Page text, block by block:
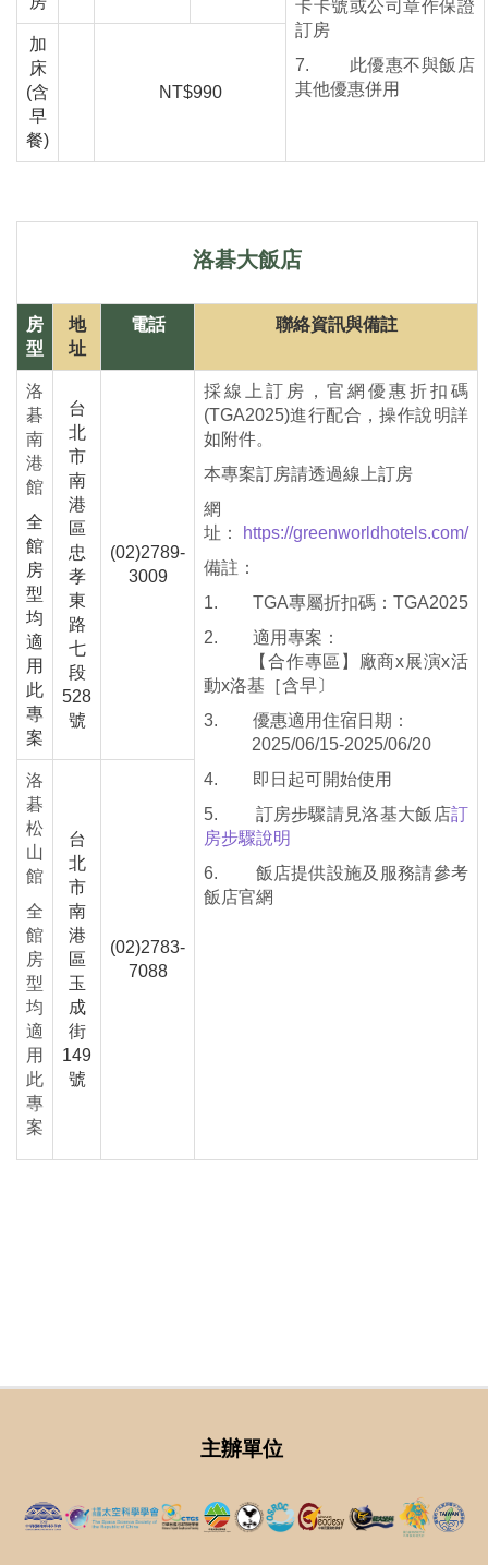
卡卡號或公司章作保證
訂房
7. 此優惠不與飯店
其他優惠併用
加
床
(含
早
餐)
NT$990
洛碁大飯店
房
型
地
址
電話 聯絡資訊與備註
洛
碁
南
港
館
全
館
房
型
均
適
用
此
專
案
台
北
市
南
港
區
忠
孝
東
路
七
段
528
號
(02)2789-
3009
採線上訂房，官網優惠折扣碼
(TGA2025)進行配合，操作說明詳
如附件。
本專案訂房請透過線上訂房
網
址：
https://greenworldhotels.com/
備註：
1. TGA專屬折扣碼：TGA2025
2. 適用專案：
【合作專區】廠商x展演x活
動x洛基［含早〕
3. 優惠適用住宿日期：
2025/06/15-2025/06/20
4. 即日起可開始使用
5. 訂房步驟請見洛基大飯店訂
房步驟說明
6. 飯店提供設施及服務請參考
飯店官網
洛
碁
松
山
館
全
館
房
型
均
適
用
此
專
案
台
北
市
南
港
區
玉
成
街
149
號
(02)2783-
7088
主辦單位